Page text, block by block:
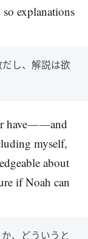
explanations
し、解説は欲
have――and
myself,
about
if Noah can
、どういうと